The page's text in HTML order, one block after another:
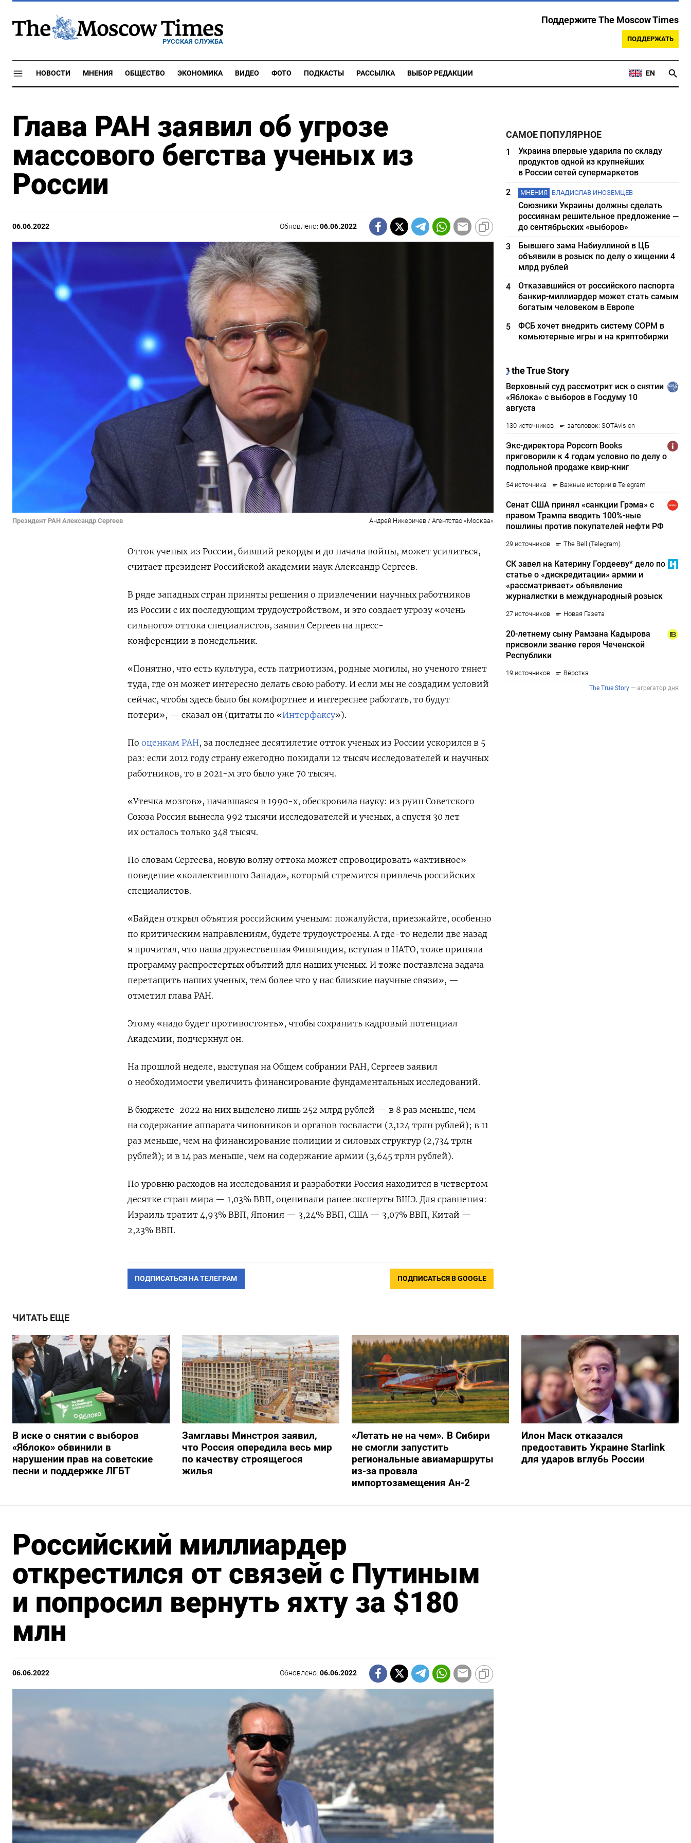
РУССКАЯ СЛУЖБА
Поддержите The Moscow Times
ПОДДЕРЖАТЬ
НОВОСТИ МНЕНИЯ ОБЩЕСТВО ЭКОНОМИКА ВИДЕО ФОТО ПОДКАСТЫ РАССЫЛКА ВЫБОР РЕДАКЦИИ EN
Глава РАН заявил об угрозе
массового бегства ученых из
России
06.06.2022 Обновлено:06.06.2022
Президент РАН Александр Сергеев Андрей Никеричев / Агентство «Москва»
Отток ученых из России, бивший рекорды и до начала войны, может усилиться,
считает президент Российской академии наук Александр Сергеев.
В ряде западных стран приняты решения о привлечении научных работников
из России с их последующим трудоустройством, и это создает угрозу «очень
сильного» оттока специалистов, заявил Сергеев на пресс-
конференции в понедельник.
«Понятно, что есть культура, есть патриотизм, родные могилы, но ученого тянет
туда, где он может интересно делать свою работу. И если мы не создадим условий
сейчас, чтобы здесь было бы комфортнее и интереснее работать, то будут
потери», — сказал он (цитаты по «Интерфаксу»).
По оценкам РАН, за последнее десятилетие отток ученых из России ускорился в 5
раз: если 2012 году страну ежегодно покидали 12 тысяч исследователей и научных
работников, то в 2021-м это было уже 70 тысяч.
«Утечка мозгов», начавшаяся в 1990-х, обескровила науку: из руин Советского
Союза Россия вынесла 992 тысячи исследователей и ученых, а спустя 30 лет
их осталось только 348 тысяч.
По словам Сергеева, новую волну оттока может спровоцировать «активное»
поведение «коллективного Запада», который стремится привлечь российских
специалистов.
«Байден открыл объятия российским ученым: пожалуйста, приезжайте, особенно
по критическим направлениям, будете трудоустроены. А где-то недели две назад
я прочитал, что наша дружественная Финляндия, вступая в НАТО, тоже приняла
программу распростертых объятий для наших ученых. И тоже поставлена задача
перетащить наших ученых, тем более что у нас близкие научные связи», —
отметил глава РАН.
Этому «надо будет противостоять», чтобы сохранить кадровый потенциал
Академии, подчеркнул он.
На прошлой неделе, выступая на Общем собрании РАН, Сергеев заявил
о необходимости увеличить финансирование фундаментальных исследований.
В бюджете-2022 на них выделено лишь 252 млрд рублей — в 8 раз меньше, чем
на содержание аппарата чиновников и органов госвласти (2,124 трлн рублей); в 11
раз меньше, чем на финансирование полиции и силовых структур (2,734 трлн
рублей); и в 14 раз меньше, чем на содержание армии (3,645 трлн рублей).
По уровню расходов на исследования и разработки Россия находится в четвертом
десятке стран мира — 1,03% ВВП, оценивали ранее эксперты ВШЭ. Для сравнения:
Израиль тратит 4,93% ВВП, Япония — 3,24% ВВП, США — 3,07% ВВП, Китай —
2,23% ВВП.
ПОДПИСАТЬСЯ НА ТЕЛЕГРАМ ПОДПИСАТЬСЯ В GOOGLE
САМОЕ ПОПУЛЯРНОЕ
1
Украина впервые ударила по складу
продуктов одной из крупнейших
в России сетей супермаркетов
2
МНЕНИЯ ВЛАДИСЛАВ ИНОЗЕМЦЕВ
Союзники Украины должны сделать
россиянам решительное предложение —
до сентябрьских «выборов»
3
Бывшего зама Набиуллиной в ЦБ
объявили в розыск по делу о хищении 4
млрд рублей
4
Отказавшийся от российского паспорта
банкир-миллиардер может стать самым
богатым человеком в Европе
5
ФСБ хочет внедрить систему СОРМ в
комьютерные игры и на криптобиржи
ЧИТАТЬ ЕЩЕ
В иске о снятии с выборов
«Яблоко» обвинили в
нарушении прав на советские
песни и поддержке ЛГБТ
Замглавы Минстроя заявил,
что Россия опередила весь мир
по качеству строящегося
жилья
«Летать не на чем». В Сибири
не смогли запустить
региональные авиамаршруты
из-за провала
импортозамещения Ан-2
Илон Маск отказался
предоставить Украине Starlink
для ударов вглубь России
Российский миллиардер
открестился от связей с Путиным
и попросил вернуть яхту за $180
млн
06.06.2022 Обновлено:06.06.2022